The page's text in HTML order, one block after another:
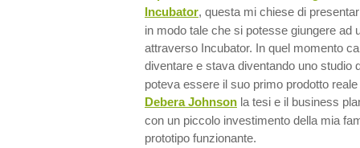
Incubator, questa mi chiese di
in modo tale che si potesse giungere ad
attraverso Incubator. In quel momento
diventare e stava diventando uno studio
poteva essere il suo primo prodotto
Debera Johnson la tesi e il business
con un piccolo investimento della mia
prototipo funzionante.